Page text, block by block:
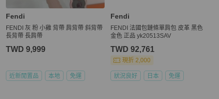
Fendi
FENDI 灰 粉 小雞 背帶 肩背帶 斜背帶
長背帶 長肩帶
TWD 9,999
近新閒置品 本地 免運
Fendi
FENDI 法國包鏈條單肩包 皮革 黑色
金色 正品 yk20513SAV
TWD 92,761
現折 2,000
狀況良好 日本 免運